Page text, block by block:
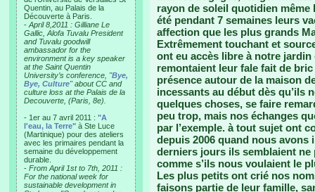
Quentin, au Palais de la
Découverte à Paris.
- April 8,2011 : Gilliane Le
Gallic, Alofa Tuvalu President
and Tuvalu goodwill
ambassador for the
environment is a key speaker
at the Saint Quentin
University’s conference, "Bye,
Bye, Culture" about CC and
culture loss at the Palais de la
Decouverte, (Paris, 8e).
- 1er au 7 avril 2011 : "A
l'eau, la Terre" à Ste Luce
(Martinique) pour des ateliers
avec les primaires pendant la
semaine du développement
durable.
- From April 1st to 7th, 2011 :
For the national week for
sustainable development in
rayon de soleil quotidien même
été pendant 7 semaines leurs
affection que les plus grands
Extrêmement touchant et
ont eu accès libre à notre
remontaient leur fale fait de
présence autour de la maison
incessants au début dès qu’ils
quelques choses, se faire
peu trop, mais nos échanges
par l’exemple. à tout sujet ont
depuis 2006 quand nous avons
derniers jours ils semblaient
comme s’ils nous voulaient le
Les plus petits ont crié nos
faisons partie de leur famille,